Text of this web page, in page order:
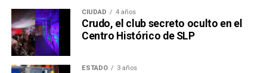
CIUDAD 4 años
Crudo, el club secreto oculto en el
Centro Histórico de SLP
ESTADO 3 años